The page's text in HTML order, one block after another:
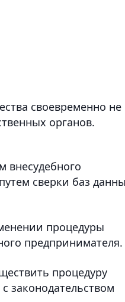
своевременно не
органов.
внесудебного
сверки баз
процедуры
предпринимателя.
процедуру
законодательством